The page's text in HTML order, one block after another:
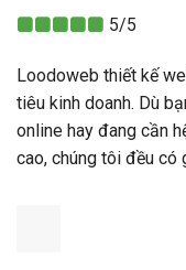
5/5
Loodoweb thiết kế
tiêu kinh doanh. Dù
online hay đang cần
cao, chúng tôi đều có